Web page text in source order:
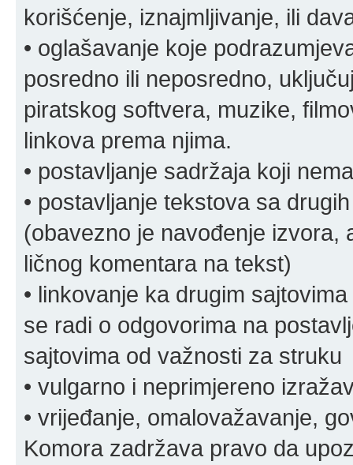
korišćenje, iznajmljivanje, ili
• oglašavanje koje
posredno ili neposredno,
piratskog softvera, muzike,
linkova prema njima.
• postavljanje sadržaja koji
• postavljanje tekstova sa
(obavezno je navođenje izvora,
ličnog komentara na tekst)
• linkovanje ka drugim
se radi o odgovorima na
sajtovima od važnosti za struku
• vulgarno i neprimjereno
• vrijeđanje, omalovažavanje,
Komora zadržava pravo da